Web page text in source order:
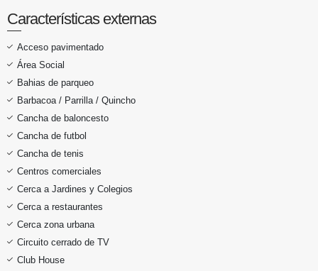
Características externas
Acceso pavimentado
Área Social
Bahias de parqueo
Barbacoa / Parrilla / Quincho
Cancha de baloncesto
Cancha de futbol
Cancha de tenis
Centros comerciales
Cerca a Jardines y Colegios
Cerca a restaurantes
Cerca zona urbana
Circuito cerrado de TV
Club House